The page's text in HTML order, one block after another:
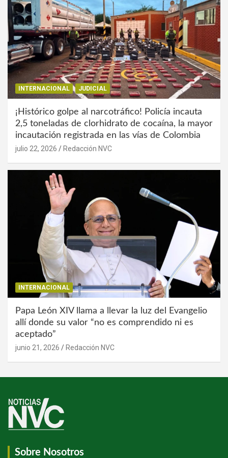
INTERNACIONAL JUDICIAL
¡Histórico golpe al narcotráfico! Policía incauta
2,5 toneladas de clorhidrato de cocaína, la mayor
incautación registrada en las vías de Colombia
julio 22, 2026 Redacción NVC
INTERNACIONAL
Papa León XIV llama a llevar la luz del Evangelio
allí donde su valor “no es comprendido ni es
aceptado”
junio 21, 2026 Redacción NVC
Sobre Nosotros